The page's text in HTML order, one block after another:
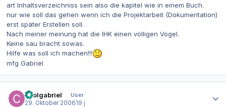
art Inhaltsverzeichniss sein also die kapitel wie in einem Buch.
nur wie soll das gehen wenn ich die Projektarbeit (Dokumentation)
erst später Erstellen soll.
Nach meiner meinung hat die IHK einen völligen Vogel.
Keine sau bracht sowas.
Hilfe was soll ich machen!!!
mfg Gabriel
coolgabriel
User
29. Oktober 200619 j